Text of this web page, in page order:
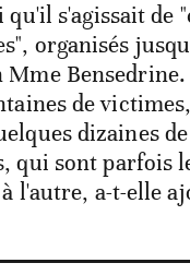
qu'il s'agissait de
organisés
Mme
de
dizaines de
qui sont parfois
l'autre, a-t-elle